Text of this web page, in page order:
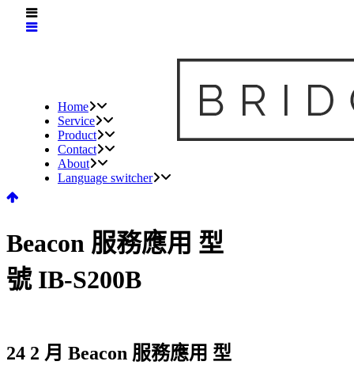
Home
Service
Product
Contact
About
Language switcher
Beacon 服務應用 型
號 IB-S200B
24 2 月 Beacon 服務應用 型